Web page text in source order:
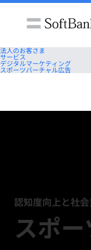
法人のお客さま
サービス
デジタルマーケティング
スポーツバーチャル広告
認知度向上と社
スポ